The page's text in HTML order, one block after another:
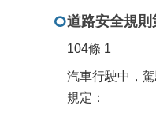
道路安全規則
104條 1
汽車行駛中，
規定：